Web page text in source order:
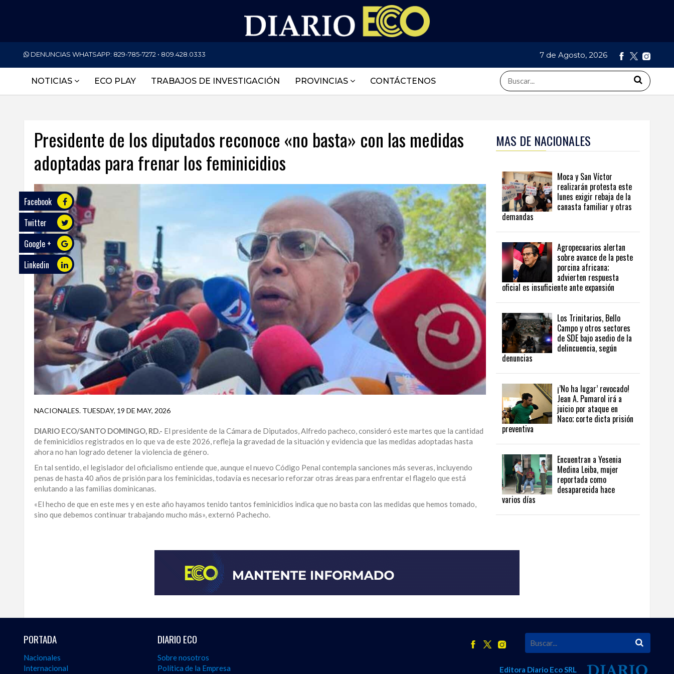
DENUNCIAS WHATSAPP: 829-785-7272 • 809.428.0333 7 de Agosto, 2026
NOTICIAS ECO PLAY TRABAJOS DE INVESTIGACIÓN PROVINCIAS CONTÁCTENOS
NACIONALES
ECONOMÍA
DEPORTES
SALUD
TECNOLOGÍA
ECO
PLAY
TRABAJOS
INVESTIGACIÓN
PROVINCIAS
DISTRITO
NACIONAL
SANTO
DOMINGO
SANTIAGO
JUAN
ALTAGRACIA
PUERTO
PLATA
Presidente de los diputados reconoce «no basta» con las medidas
adoptadas para frenar los feminicidios
Facebook
Twitter
Google +
Linkedin
NACIONALES. TUESDAY, 19 DE MAY, 2026
DIARIO ECO/SANTO DOMINGO, RD.- El presidente de la Cámara de Diputados, Alfredo pacheco, consideró este martes que la cantidad
de feminicidios registrados en lo que va de este 2026, refleja la gravedad de la situación y evidencia que las medidas adoptadas hasta
ahora no han logrado detener la violencia de género.
En tal sentido, el legislador del oficialismo entiende que, aunque el nuevo Código Penal contempla sanciones más severas, incluyendo
penas de hasta 40 años de prisión para los feminicidas, todavía es necesario reforzar otras áreas para enfrentar el flagelo que está
enlutando a las familias dominicanas.
«El hecho de que en este mes y en este año hayamos tenido tantos feminicidios indica que no basta con las medidas que hemos tomado,
sino que debemos continuar trabajando mucho más», externó Pachecho.
desde
una
perspectiva
internacional,
MAS DE NACIONALES
Moca y San Víctor
realizarán protesta este
lunes exigir rebaja de la
canasta familiar y otras
demandas
Agropecuarios alertan
sobre avance de la peste
porcina africana;
advierten respuesta
oficial es insuficiente ante expansión
Los Trinitarios, Bello
Campo y otros sectores
de SDE bajo asedio de la
delincuencia, según
denuncias
¡’No ha lugar’ revocado!
Jean A. Pumarol irá a
juicio por ataque en
Naco; corte dicta prisión
preventiva
Encuentran a Yesenia
Medina Leiba, mujer
reportada como
desaparecida hace
varios días
PORTADA
Nacionales
Internacional
DIARIO ECO
Sobre nosotros
Política de la Empresa
Editora Diario Eco SRL